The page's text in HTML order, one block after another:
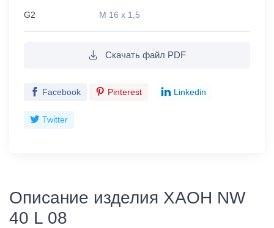
G2 M 16 x 1,5
Скачать файл PDF
Facebook Pinterest Linkedin
Twitter
Описание изделия XAOH NW
40 L 08